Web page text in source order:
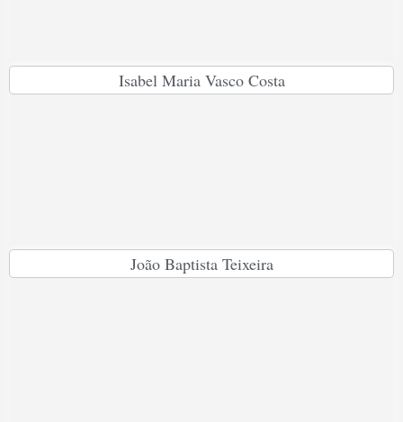
Isabel Maria Vasco Costa
João Baptista Teixeira